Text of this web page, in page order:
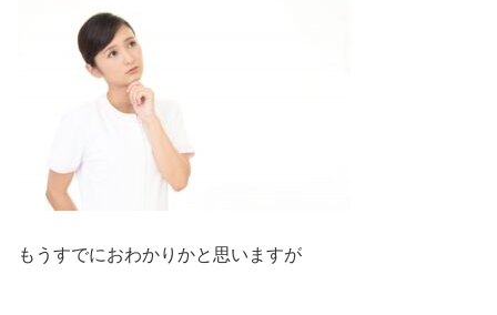
もうすでにおわかりかと思いますが